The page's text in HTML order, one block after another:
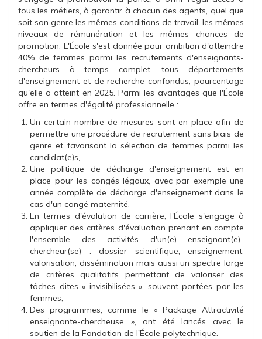
tous les métiers, à garantir à chacun des agents, quel que
soit son genre les mêmes conditions de travail, les mêmes
niveaux de rémunération et les mêmes chances de
promotion. L'École s'est donnée pour ambition d'atteindre
40% de femmes parmi les recrutements d'enseignants-
chercheurs à temps complet, tous départements
d'enseignement et de recherche confondus, pourcentage
qu'elle a atteint en 2025. Parmi les avantages que l'École
offre en termes d'égalité professionnelle :
Un certain nombre de mesures sont en place afin de
permettre une procédure de recrutement sans biais de
genre et favorisant la sélection de femmes parmi les
candidat(e)s,
Une politique de décharge d'enseignement est en
place pour les congés légaux, avec par exemple une
année complète de décharge d'enseignement dans le
cas d'un congé maternité,
En termes d'évolution de carrière, l'École s'engage à
appliquer des critères d'évaluation prenant en compte
l'ensemble des activités d'un(e) enseignant(e)-
chercheur(se) : dossier scientifique, enseignement,
valorisation, dissémination mais aussi un spectre large
de critères qualitatifs permettant de valoriser des
tâches dites « invisibilisées », souvent portées par les
femmes,
Des programmes, comme le « Package Attractivité
enseignante-chercheuse », ont été lancés avec le
soutien de la Fondation de l'École polytechnique.